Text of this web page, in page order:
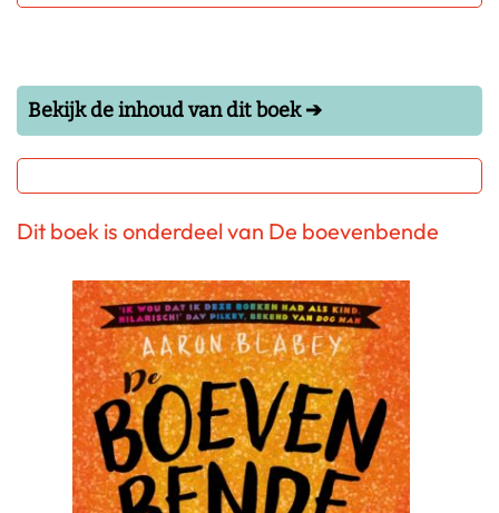
Bekijk de inhoud van dit boek ➔
Dit boek is onderdeel van De boevenbende